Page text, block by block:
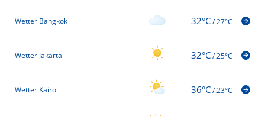
Wetter Bangkok 32°C/27°C
Wetter Jakarta 32°C/25°C
Wetter Kairo 36°C/23°C